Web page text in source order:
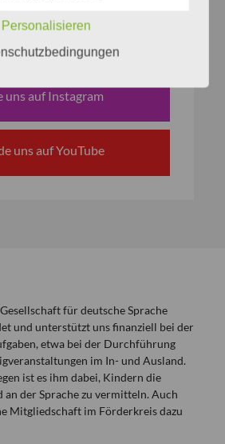
uns auf Instagram
uns auf YouTube
für deutsche Sprache
und unterstützt uns finanziell bei der
etwa bei der Durchführung
im In- und Ausland.
ist es ihm dabei, Kindern die
an der Sprache zu vermitteln. Auch
Mitgliedschaft im Förderkreis dazu
Personalisieren